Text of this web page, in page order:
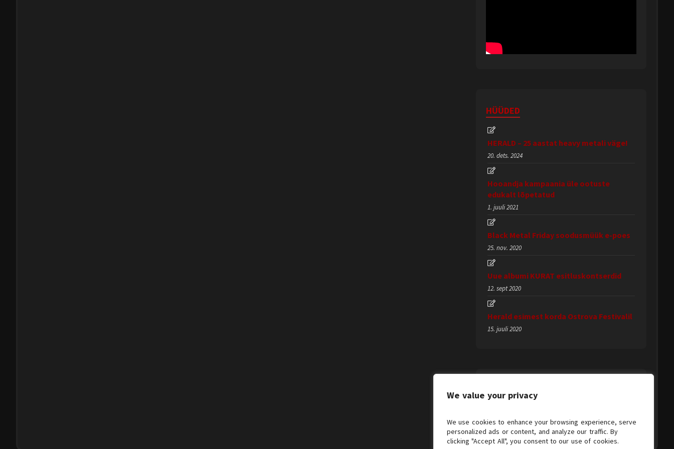
We value your privacy
We use cookies to enhance your browsing experience, serve
personalized ads or content, and analyze our traffic. By
clicking "Accept All", you consent to our use of cookies.
HÜÜDED
HERALD – 25 aastat heavy metali väge!
20. dets. 2024
Hooandja kampaania üle ootuste
edukalt lõpetatud
1. juuli 2021
Black Metal Friday soodusmüük e-poes
25. nov. 2020
Uue albumi KURAT esitluskontserdid
12. sept 2020
Herald esimest korda Ostrova Festivalil
15. juuli 2020